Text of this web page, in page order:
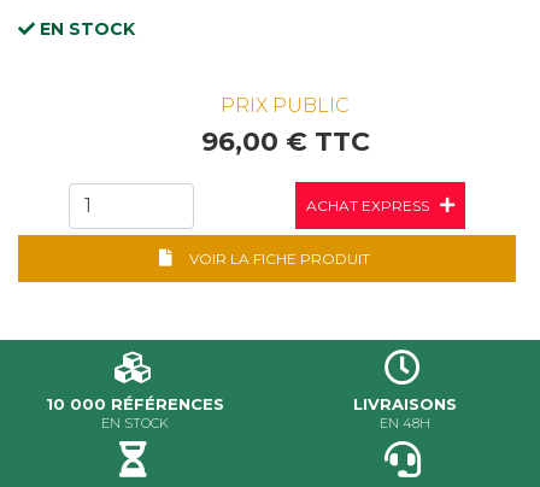
EN STOCK
PRIX PUBLIC
96,00 € TTC
ACHAT EXPRESS
VOIR LA FICHE PRODUIT
10 000 RÉFÉRENCES
EN STOCK
LIVRAISONS
EN 48H